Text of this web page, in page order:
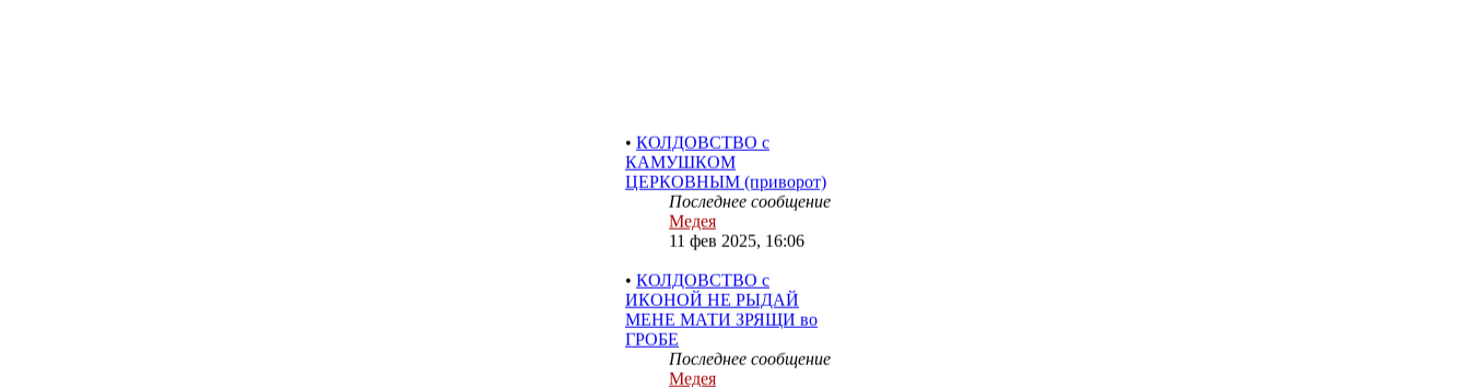
КАМУШКОМ
ЦЕРКОВНЫМ (приворот)
Последнее сообщение
Медея
11 фев 2025, 16:06
КОЛДОВСТВО с
ИКОНОЙ НЕ РЫДАЙ
МЕНЕ МАТИ ЗРЯЩИ во
ГРОБЕ
Последнее сообщение
Медея
11 фев 2025, 16:03